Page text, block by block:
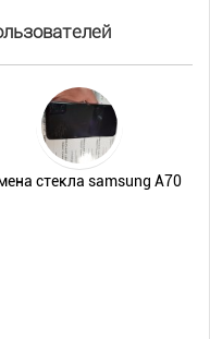
стеклa samsung A70